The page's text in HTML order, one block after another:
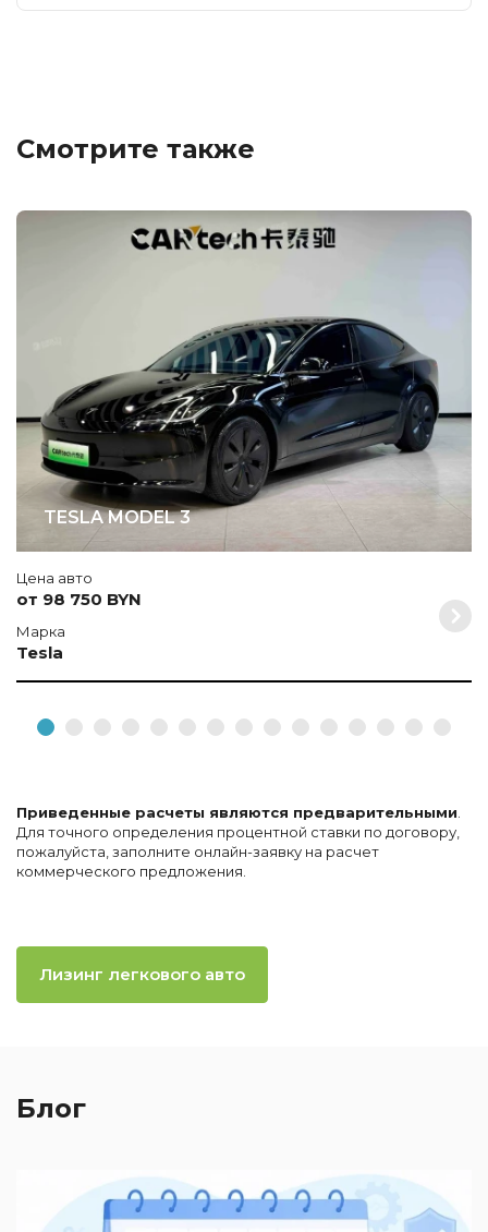
Смотрите также
TESLA MODEL 3
Цена авто
от 98 750 BYN
Марка
Tesla
Приведенные расчеты являются предварительными
Для точного определения процентной ставки по договору,
пожалуйста, заполните онлайн-заявку на расчет
коммерческого предложения.
Лизинг легкового авто
Блог